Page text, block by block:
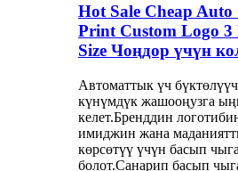
Hot Sale Cheap
Print Custom Logo
Size Чоңдор үчүн
Автоматтык үч
күнүмдүк жашооңузга
келет.Бренддин
имиджин жана
көрсөтүү үчүн басып
болот.Санарип басып